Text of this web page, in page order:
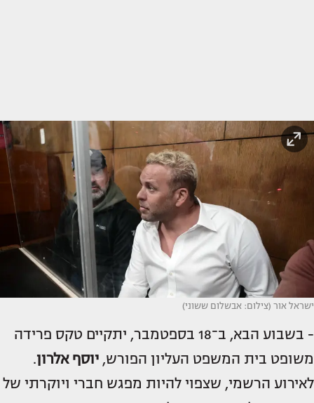
ישראל אור (צילום: אבשלום ששוני)
- בשבוע הבא, ב־18 בספטמבר, יתקיים טקס פרידה
משופט בית המשפט העליון הפורש, יוסף אלרון.
לאירוע הרשמי, שצפוי להיות מפגש חברי ויוקרתי של